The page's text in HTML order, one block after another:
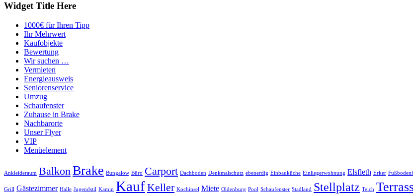
Widget Title Here
1000€ für Ihren Tipp
Ihr Mehrwert
Kaufobjekte
Bewertung
Wir suchen …
Vermieten
Energieausweis
Seniorenservice
Umzug
Schaufenster
Zuhause in Brake
Nachbarorte
Unser Flyer
VIP
Menüelement
Ankleideraum BalkonBrake Bungalow Büro Carport Dachboden Denkmalschutz ebenerdig Einbauküche Einliegerwohnung Elsfleth Erker
Grill Gästezimmer Halle Jugendstil Kamin KaufKeller Kochinsel Miete Oldenburg Pool Schaufenster Stadland Stellplatz Teich